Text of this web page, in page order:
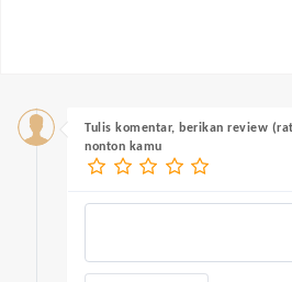
Tulis komentar, berikan review
nonton kamu